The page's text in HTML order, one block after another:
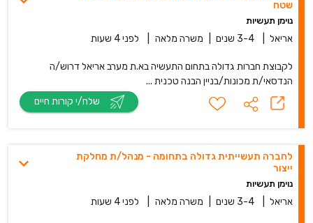
שט‎ח
נוימן תעשיות
אריאל 3-4 שנים משרה מלאה לפני 4 שעות
לקבוצת חברות גדולה בתחום התעשיה בא.ת מערב אריאל דרוש/ה
הנדסאי/ת מכונות/בניין הבנה טכנית ...
לחברה תעשייתית גדולה בתחומה - מנהל/ת מחלקת
ייצור
נוימן תעשיות
אריאל 3-4 שנים משרה מלאה לפני 4 שעות